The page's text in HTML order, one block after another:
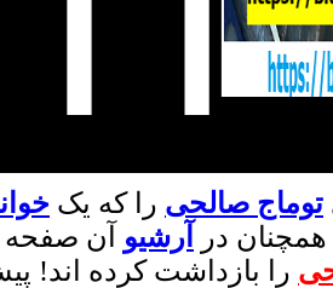
توماج صالحی را که یک
در
آرشیو آن صفحه
را بازداشت کرده اند!